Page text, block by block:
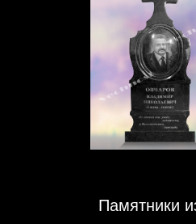
Памятники